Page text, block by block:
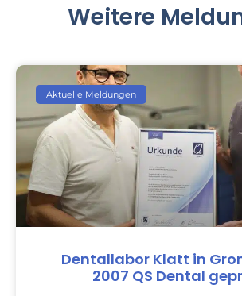
Weitere
Aktuelle Meldungen
Dentallabor Klatt in
2007 QS Dental